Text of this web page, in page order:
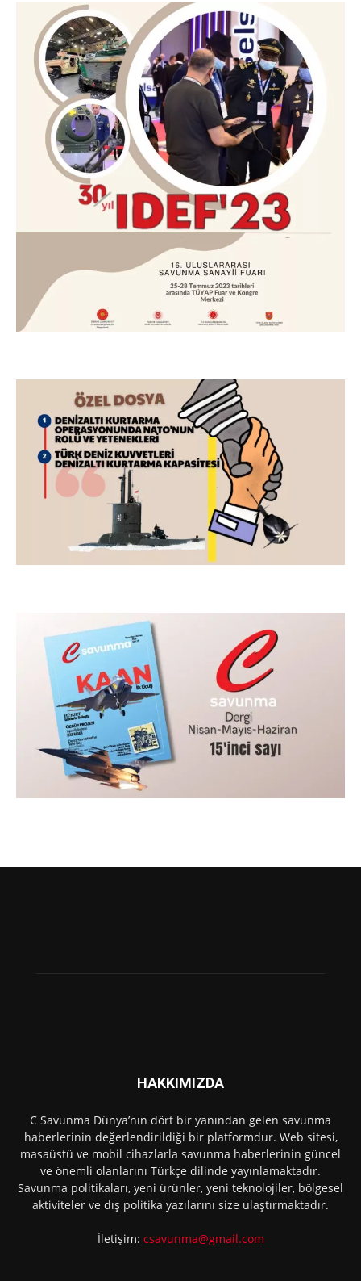
HAKKIMIZDA
C Savunma Dünya’nın dört bir yanından gelen savunma
haberlerinin değerlendirildiği bir platformdur. Web sitesi,
masaüstü ve mobil cihazlarla savunma haberlerinin güncel
ve önemli olanlarını Türkçe dilinde yayınlamaktadır.
Savunma politikaları, yeni ürünler, yeni teknolojiler, bölgesel
aktiviteler ve dış politika yazılarını size ulaştırmaktadır.
İletişim: csavunma@gmail.com